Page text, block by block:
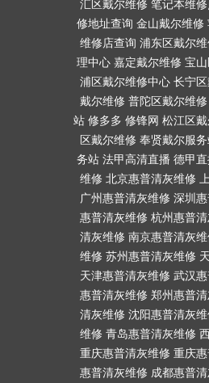
汇区戴尔维修 笔记本维
修地址查询 金山戴尔维修
维修店查询 浦东区戴尔
理中心 嘉定戴尔维修 宝
浦区戴尔维修中心 长宁
戴尔维修 普陀区戴尔维修
站 修多多 修锋网 松江区
区戴尔维修 奉贤戴尔服
务站 法甲高清直播 德甲
维修 北京惠普清灰维修
广州惠普清灰维修 深圳
惠普清灰维修 杭州惠普
清灰维修 南京惠普清灰
维修 苏州惠普清灰维修
天津惠普清灰维修 武汉
惠普清灰维修 郑州惠普
清灰维修 沈阳惠普清灰
维修 青岛惠普清灰维修
重庆惠普清灰维修 重庆
惠普清灰维修 成都惠普